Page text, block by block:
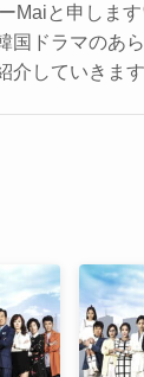
Maiと申しま
国ドラマのあ
介していきます